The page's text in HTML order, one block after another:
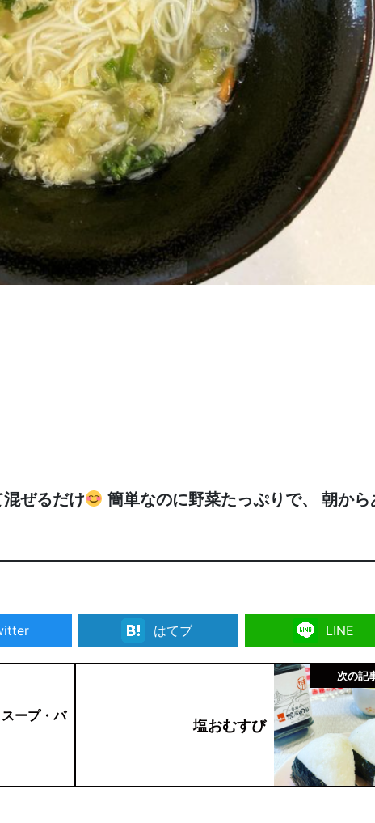
ぜるだけ
簡単なのに野菜たっぷりで、 朝から
はてブ LINE
ープ・バ
次の記
塩おむすび